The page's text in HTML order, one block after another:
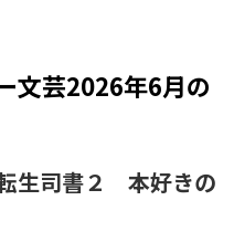
文芸2026年6月の
生司書２ 本好きの